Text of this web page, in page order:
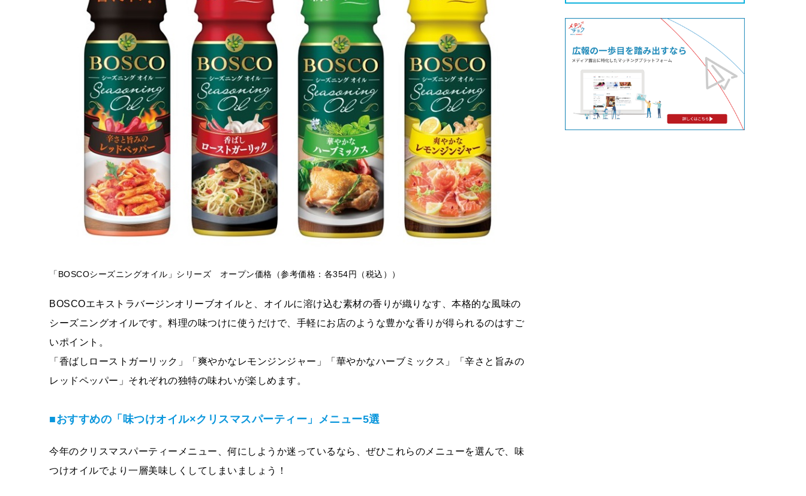
「BOSCOシーズニングオイル」シリーズ オープン価格（参考価格：各354円（税込））
BOSCOエキストラバージンオリーブオイルと、オイルに溶け込む素材の香りが織りなす、本格的な風味の
シーズニングオイルです。料理の味つけに使うだけで、手軽にお店のような豊かな香りが得られるのはすご
いポイント。
「香ばしローストガーリック」「爽やかなレモンジンジャー」「華やかなハーブミックス」「辛さと旨みの
レッドペッパー」それぞれの独特の味わいが楽しめます。
■おすすめの「味つけオイル×クリスマスパーティー」メニュー5選
今年のクリスマスパーティーメニュー、何にしようか迷っているなら、ぜひこれらのメニューを選んで、味
つけオイルでより一層美味しくしてしまいましょう！